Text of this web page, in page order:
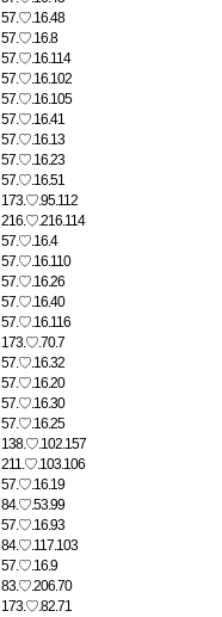
57.♡.16.48
57.♡.16.8
57.♡.16.114
57.♡.16.102
57.♡.16.105
57.♡.16.41
57.♡.16.13
57.♡.16.23
57.♡.16.51
173.♡.95.112
216.♡.216.114
57.♡.16.4
57.♡.16.110
57.♡.16.26
57.♡.16.40
57.♡.16.116
173.♡.70.7
57.♡.16.32
57.♡.16.20
57.♡.16.30
57.♡.16.25
138.♡.102.157
211.♡.103.106
57.♡.16.19
84.♡.53.99
57.♡.16.93
84.♡.117.103
57.♡.16.9
83.♡.206.70
173.♡.82.71